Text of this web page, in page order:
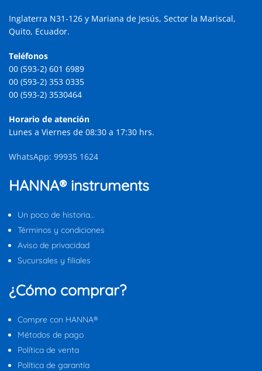
Inglaterra N31-126 y Mariana de Jesús, Sector la Mariscal,
Quito, Ecuador.
Teléfonos
00 (593-2) 601 6989
00 (593-2) 353 0335
00 (593-2) 3530464
Horario de atención
Lunes a Viernes de 08:30 a 17:30 hrs.
WhatsApp: 99935 1624
HANNA® instruments
Un poco de historia…
Términos y condiciones
Aviso de privacidad
Sucursales y filiales
¿Cómo comprar?
Compre con HANNA®
Métodos de pago
Política de venta
Política de garantía